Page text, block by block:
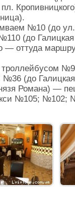
№10 (до
(до
— оттуда
(до
Романа) —
№105; №102;